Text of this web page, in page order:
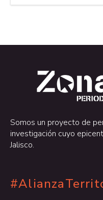
Somos un proyecto de
investigación cuyo
Jalisco.